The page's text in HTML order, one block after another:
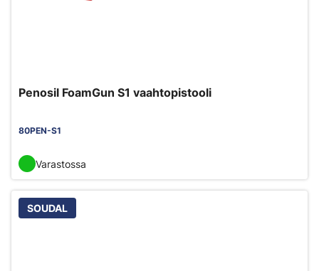
Penosil FoamGun S1 vaahtopistooli
80PEN-S1
Varastossa
SOUDAL